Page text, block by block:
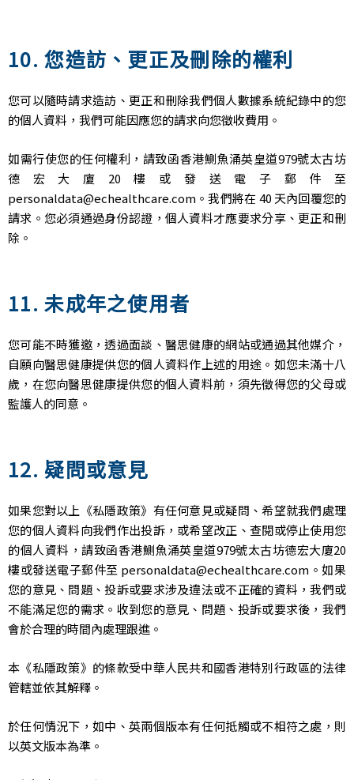
10. 您造訪、更正及刪除的權利
您可以隨時請求造訪、更正和刪除我們個人數據系統紀錄中的您
的個人資料，我們可能因應您的請求向您徵收費用。
如需行使您的任何權利，請致函香港鰂魚涌英皇道979號太古坊
德宏大廈20樓或發送電子郵件至
personaldata@echealthcare.com 。我們將在 40 天內回覆您的
請求。您必須通過身份認證，個人資料才應要求分享、更正和刪
除。
11. 未成年之使用者
您可能不時獲邀，透過面談、醫思健康的網站或通過其他媒介，
自願向醫思健康提供您的個人資料作上述的用途。如您未滿十八
歲，在您向醫思健康提供您的個人資料前，須先徵得您的父母或
監護人的同意。
12. 疑問或意見
如果您對以上《私隱政策》有任何意見或疑問、希望就我們處理
您的個人資料向我們作出投訴，或希望改正、查閱或停止使用您
的個人資料，請致函香港鰂魚涌英皇道979號太古坊德宏大廈20
樓或發送電子郵件至 personaldata@echealthcare.com 。如果
您的意見、問題、投訴或要求涉及違法或不正確的資料，我們或
不能滿足您的需求。收到您的意見、問題、投訴或要求後，我們
會於合理的時間內處理跟進。
本《私隱政策》的條款受中華人民共和國香港特別行政區的法律
管轄並依其解釋。
於任何情況下，如中、英兩個版本有任何抵觸或不相符之處，則
以英文版本為準。